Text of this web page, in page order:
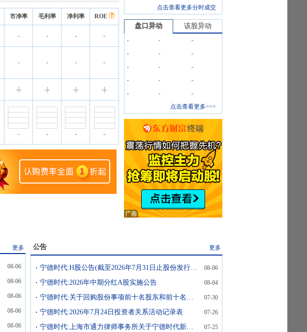
市净率 毛利率 净利率 ROE
- - - -
- - - -
-|- -|- -|- --
- - - -
点击查看更多分时成交
盘口异动 该股异动
- -
-
-
-
-
-
-
-
-
-
-
-
-
-
点击查看更多>>>
更多
08-06
08-06
08-06
08-06
08-06
公告 更多
宁德时代:H股公告(截至2026年7月31日止股份发行人的证券变动月报表) 08-06
宁德时代:2026年中期分红A股实施公告 08-04
宁德时代:关于回购股份事项前十名股东和前十名无限售条件股东持股情况的公告 07-30
宁德时代:2026年7月24日投资者关系活动记录表 07-26
宁德时代:上海市通力律师事务所关于宁德时代新能源科技股份有限公司调整股票期权行权价格和限制性股票授予价格的法律意见书 07-25